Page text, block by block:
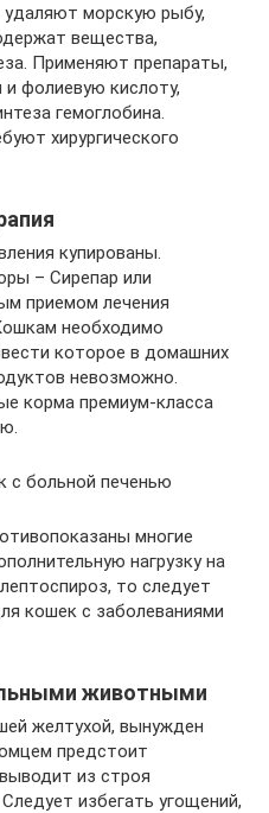
удаляют морскую рыбу,
вещества,
Применяют препараты,
фолиевую кислоту,
гемоглобина.
хирургического
купированы.
– Сирепар или
приемом лечения
необходимо
которое в домашних
невозможно.
корма премиум-класса
с больной печенью
многие
нагрузку на
то следует
кошек с заболеваниями
животными
желтухой, вынужден
предстоит
из строя
избегать угощений,